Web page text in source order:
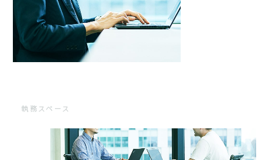
執務スペース